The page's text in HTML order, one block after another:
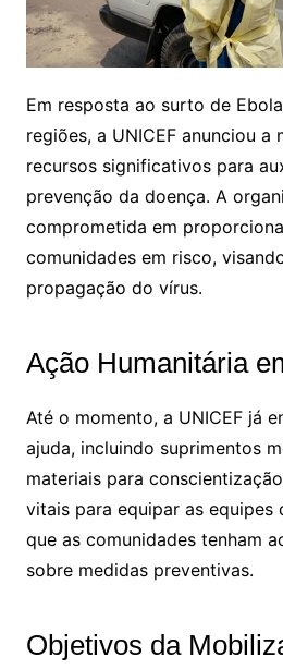
Em resposta ao surto de
regiões, a UNICEF anunciou a
recursos significativos para
prevenção da doença. A
comprometida em
comunidades em risco,
propagação do vírus.
Ação Humanitária
Até o momento, a UNICEF já
ajuda, incluindo suprimentos
materiais para
vitais para equipar as equipes
que as comunidades tenham
sobre medidas preventivas.
Objetivos da